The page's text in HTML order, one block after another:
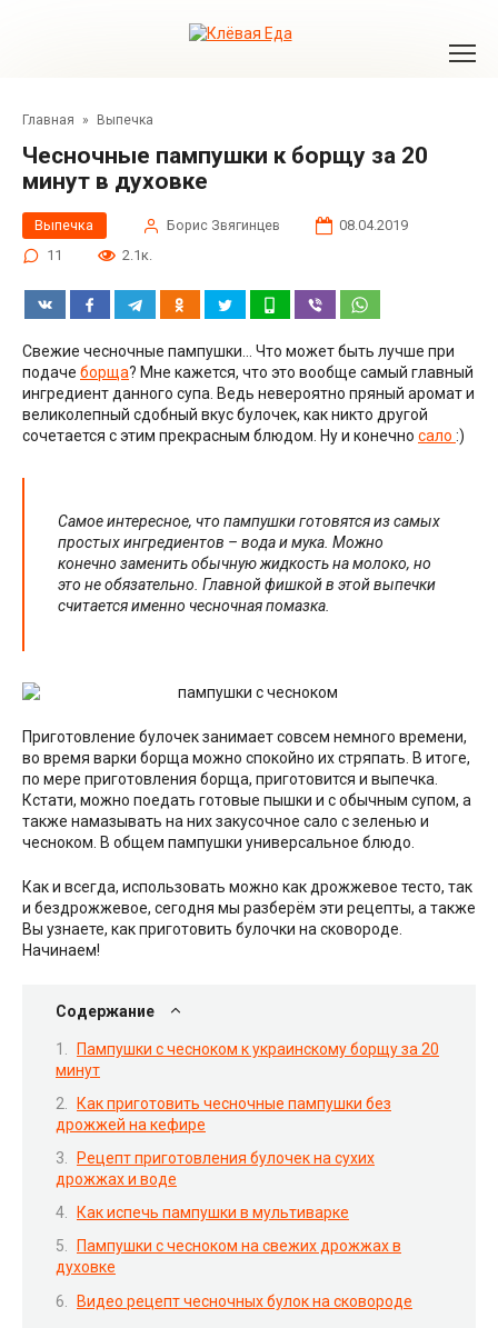
Главная » Выпечка
Чесночные пампушки к борщу за 20
минут в духовке
Выпечка Борис Звягинцев
08.04.2019
11
2.1к.
Свежие чесночные пампушки… Что может быть лучше при
подаче борща? Мне кажется, что это вообще самый главный
ингредиент данного супа. Ведь невероятно пряный аромат и
великолепный сдобный вкус булочек, как никто другой
сочетается с этим прекрасным блюдом. Ну и конечно сало :)
Самое интересное, что пампушки готовятся из самых
простых ингредиентов – вода и мука. Можно
конечно заменить обычную жидкость на молоко, но
это не обязательно. Главной фишкой в этой выпечки
считается именно чесночная помазка.
Приготовление булочек занимает совсем немного времени,
во время варки борща можно спокойно их стряпать. В итоге,
по мере приготовления борща, приготовится и выпечка.
Кстати, можно поедать готовые пышки и с обычным супом, а
также намазывать на них закусочное сало с зеленью и
чесноком. В общем пампушки универсальное блюдо.
Как и всегда, использовать можно как дрожжевое тесто, так
и бездрожжевое, сегодня мы разберём эти рецепты, а также
Вы узнаете, как приготовить булочки на сковороде.
Начинаем!
Содержание
Пампушки с чесноком к украинскому борщу за 20
минут
Как приготовить чесночные пампушки без
дрожжей на кефире
Рецепт приготовления булочек на сухих
дрожжах и воде
Как испечь пампушки в мультиварке
Пампушки с чесноком на свежих дрожжах в
духовке
Видео рецепт чесночных булок на сковороде